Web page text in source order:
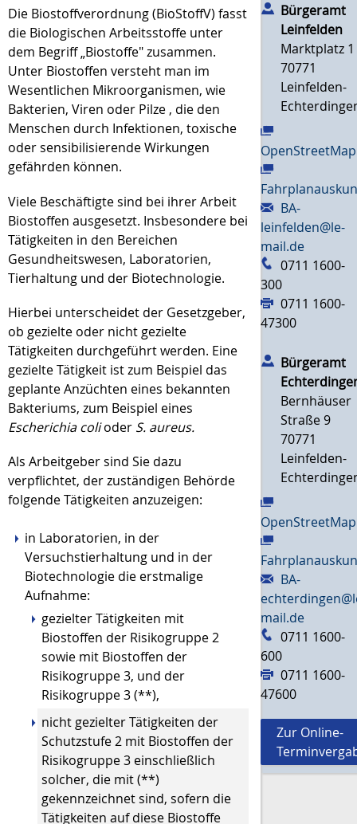
Die Biostoffverordnung (BioStoffV) fasst
die Biologischen Arbeitsstoffe unter
dem Begriff „Biostoffe" zusammen.
Unter Biostoffen versteht man im
Wesentlichen Mikroorganismen, wie
Bakterien, Viren oder Pilze , die den
Menschen durch Infektionen, toxische
oder sensibilisierende Wirkungen
gefährden können.
Viele Beschäftigte sind bei ihrer Arbeit
Biostoffen ausgesetzt. Insbesondere bei
Tätigkeiten in den Bereichen
Gesundheitswesen, Laboratorien,
Tierhaltung und der Biotechnologie.
Hierbei unterscheidet der Gesetzgeber,
ob gezielte oder nicht gezielte
Tätigkeiten durchgeführt werden. Eine
gezielte Tätigkeit ist zum Beispiel das
geplante Anzüchten eines bekannten
Bakteriums, zum Beispiel eines
Escherichia colioder S. aureus.
Als Arbeitgeber sind Sie dazu
verpflichtet, der zuständigen Behörde
folgende Tätigkeiten anzuzeigen:
in Laboratorien, in der
Versuchstierhaltung und in der
Biotechnologie die erstmalige
Aufnahme:
gezielter Tätigkeiten mit
Biostoffen der Risikogruppe 2
sowie mit Biostoffen der
Risikogruppe 3, und der
Risikogruppe 3 (**),
nicht gezielter Tätigkeiten der
Schutzstufe 2 mit Biostoffen der
Risikogruppe 3 einschließlich
solcher, die mit (**)
gekennzeichnet sind, sofern die
Tätigkeiten auf diese Biostoffe
Bürgeramt
Leinfelden
Marktplatz 1
70771
Leinfelden-
OpenStreetMap
BA-
leinfelden@le-
mail.de
0711 1600-
300
0711 1600-
47300
Bürgeramt
Bernhäuser
Straße 9
70771
Leinfelden-
OpenStreetMap
BA-
mail.de
0711 1600-
600
0711 1600-
47600
Zur Online-